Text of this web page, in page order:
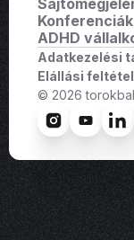
ADHD
Adatkezelési
Elállási
© 2026